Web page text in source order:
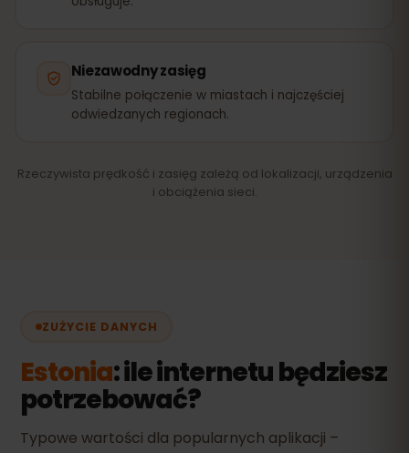
Niezawodny zasięg
Stabilne połączenie w miastach i najczęściej
odwiedzanych regionach.
Rzeczywista prędkość i zasięg zależą od lokalizacji, urządzenia
i obciążenia sieci.
ZUŻYCIE DANYCH
Estonia: ile internetu będziesz
potrzebować?
Typowe wartości dla popularnych aplikacji –